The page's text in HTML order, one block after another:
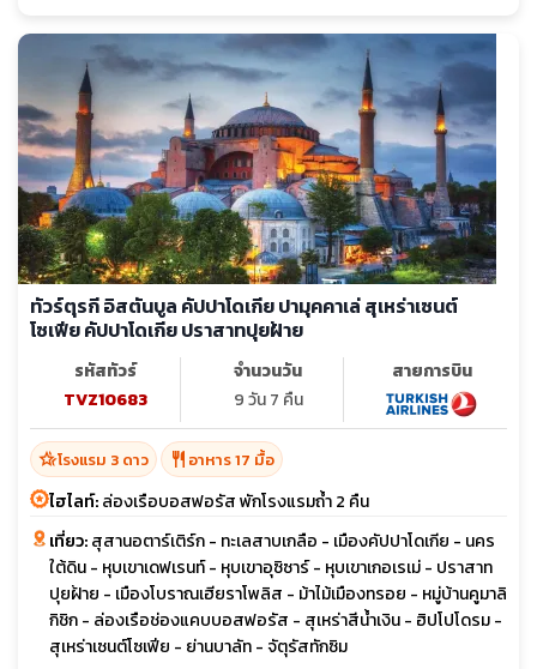
ทัวร์ตุรกี อิสตันบูล คัปปาโดเกีย ปามุคคาเล่ สุเหร่าเซนต์
โซเฟีย คัปปาโดเกีย ปราสาทปุยฝ้าย
รหัสทัวร์
TVZ10683
จำนวนวัน
9 วัน 7 คืน
สายการบิน
hotel_classโรงแรม 3 ดาว restaurant อาหาร 17 มื้อ
ไฮไลท์:ล่องเรือบอสฟอรัส พักโรงแรมถ้ำ 2 คืน
เที่ยว:สุสานอตาร์เติร์ก - ทะเลสาบเกลือ - เมืองคัปปาโดเกีย - นคร
ใต้ดิน - หุบเขาเดฟเรนท์ - หุบเขาอุซิซาร์ - หุบเขาเกอเรเม่ - ปราสาท
ปุยฝ้าย - เมืองโบราณเฮียราโพลิส - ม้าไม้เมืองทรอย - หมู่บ้านคูมาลิ
กิชิก - ล่องเรือช่องแคบบอสฟอรัส - สุเหร่าสีน้ำเงิน - ฮิปโปโดรม -
สุเหร่าเซนต์โซเฟีย - ย่านบาลัท - จัตุรัสทักซิม